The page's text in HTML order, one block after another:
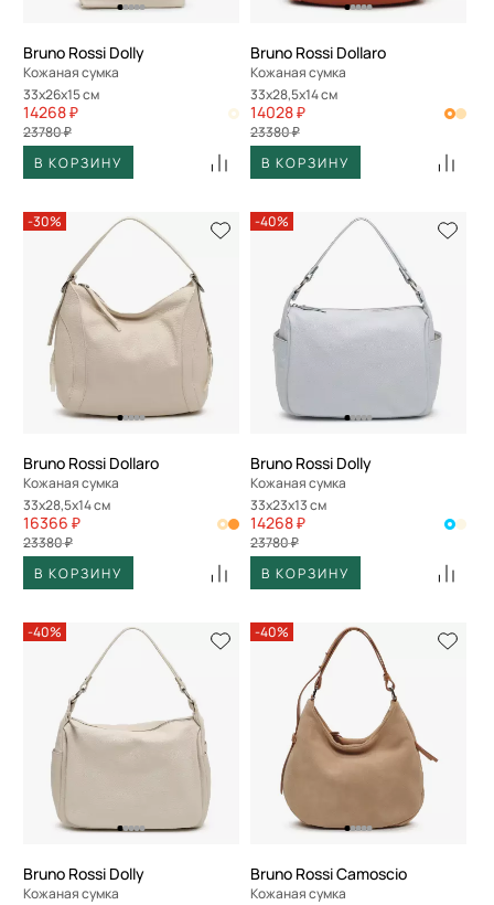
Bruno Rossi Dolly
Кожаная сумка
33x26x15 см
14268 ₽
23780 ₽
В КОРЗИНУ
Bruno Rossi Dollaro
Кожаная сумка
33x28,5x14 см
14028 ₽
23380 ₽
В КОРЗИНУ
-30%
Bruno Rossi Dollaro
Кожаная сумка
33x28,5x14 см
16366 ₽
23380 ₽
В КОРЗИНУ
-40%
Bruno Rossi Dolly
Кожаная сумка
33x23x13 см
14268 ₽
23780 ₽
В КОРЗИНУ
-40%
Bruno Rossi Dolly
Кожаная сумка
-40%
Bruno Rossi Camoscio
Кожаная сумка